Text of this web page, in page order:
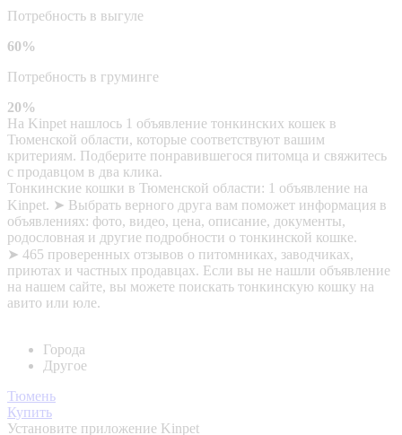
Потребность в выгуле
60%
Потребность в груминге
20%
На Kinpet нашлось 1 объявление тонкинских кошек в
Тюменской области, которые соответствуют вашим
критериям. Подберите понравившегося питомца и свяжитесь
с продавцом в два клика.
Тонкинские кошки в Тюменской области: 1 объявление на
Kinpet. ➤ Выбрать верного друга вам поможет информация в
объявлениях: фото, видео, цена, описание, документы,
родословная и другие подробности о тонкинской кошке.
➤ 465 проверенных отзывов о питомниках, заводчиках,
приютах и частных продавцах. Если вы не нашли объявление
на нашем сайте, вы можете поискать тонкинскую кошку на
авито или юле.
Города
Другое
Тюмень
Купить
Установите приложение Kinpet